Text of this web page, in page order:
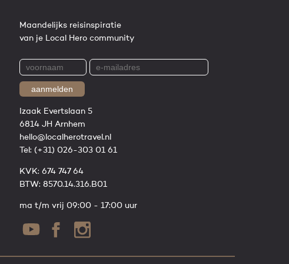
Maandelijks reisinspiratie
van je Local Hero community
aanmelden
Izaak Evertslaan 5
6814 JH Arnhem
hello@localherotravel.nl
Tel: (+31) 026-303 01 61
KVK: 674 747 64
BTW: 8570.14.316.B01
ma t/m vrij 09:00 - 17:00 uur